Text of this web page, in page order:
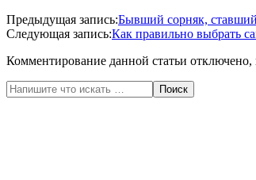
2020-
06-
Предыдущая запись:Бывший сорняк,
Следующая запись:Как правильно выбрать
Комментирование данной статьи отключено,
Поиск